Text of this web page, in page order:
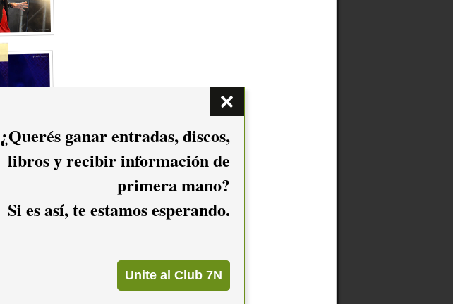
¿Querés ganar entradas, discos,
libros y recibir información de
primera mano?
Si es así, te estamos esperando.